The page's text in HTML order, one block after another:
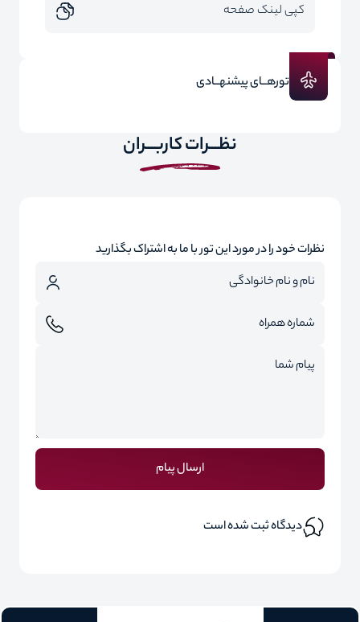
کپی لینک صفحه
تورهــای پیشنهــادی
نظـــرات کاربـــران
نظرات خود را در مورد این تور با ما به اشتراک بگذارید
ارسال پیام
دیدگاه ثبت شده است